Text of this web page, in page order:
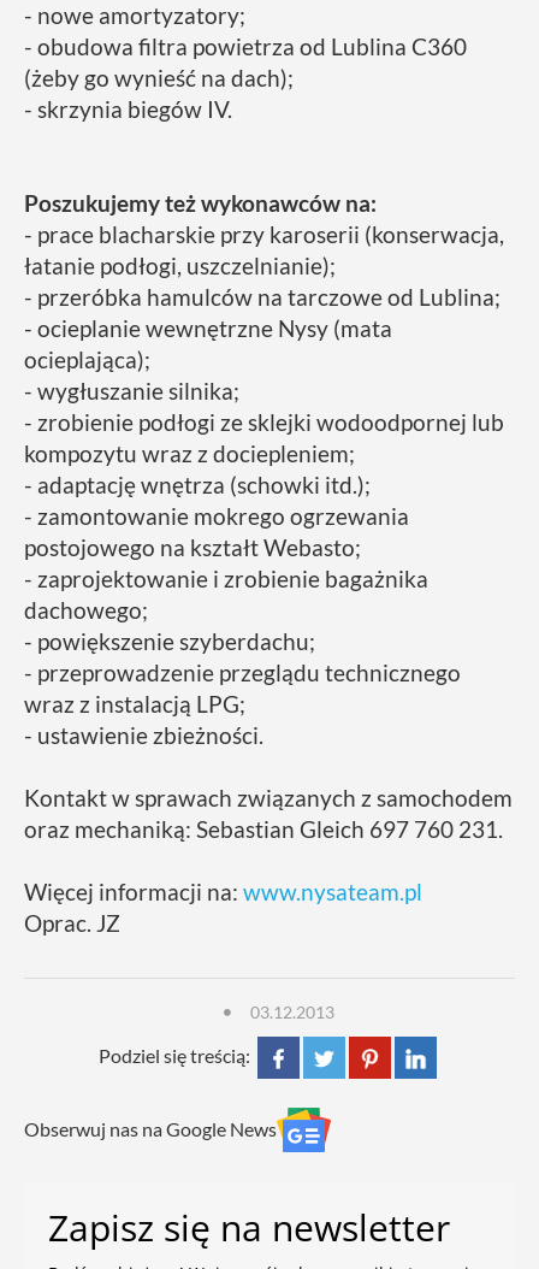
- nowe amortyzatory;
- obudowa filtra powietrza od Lublina C360
(żeby go wynieść na dach);
- skrzynia biegów IV.
Poszukujemy też wykonawców na:
- prace blacharskie przy karoserii (konserwacja,
łatanie podłogi, uszczelnianie);
- przeróbka hamulców na tarczowe od Lublina;
- ocieplanie wewnętrzne Nysy (mata
ocieplająca);
- wygłuszanie silnika;
- zrobienie podłogi ze sklejki wodoodpornej lub
kompozytu wraz z dociepleniem;
- adaptację wnętrza (schowki itd.);
- zamontowanie mokrego ogrzewania
postojowego na kształt Webasto;
- zaprojektowanie i zrobienie bagażnika
dachowego;
- powiększenie szyberdachu;
- przeprowadzenie przeglądu technicznego
wraz z instalacją LPG;
- ustawienie zbieżności.
Kontakt w sprawach związanych z samochodem
oraz mechaniką: Sebastian Gleich 697 760 231.
Więcej informacji na: www.nysateam.pl
Oprac. JZ
03.12.2013
Podziel się treścią:
Obserwuj nas na Google News
Zapisz się na newsletter